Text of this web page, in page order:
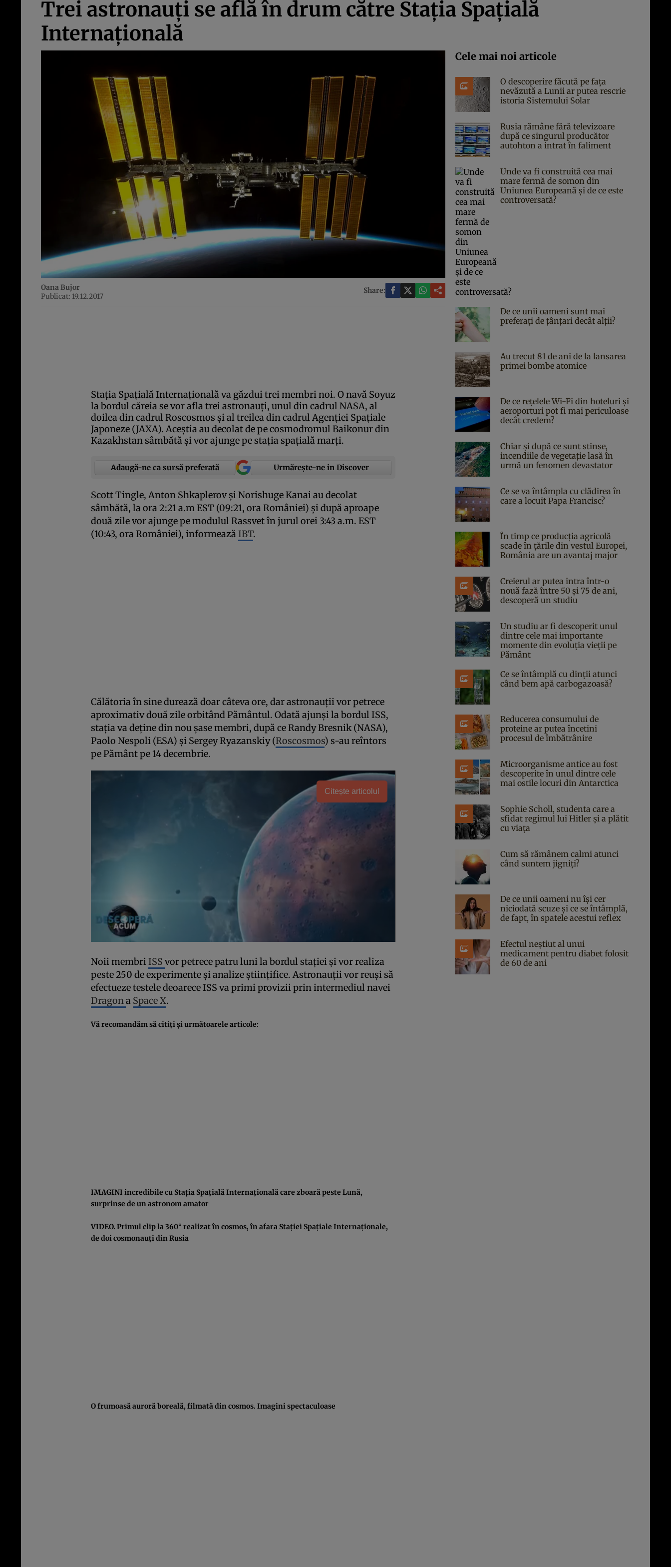
Trei astronauţi se află în drum către Staţia Spaţială
Internaţională
Oana Bujor
Publicat: 19.12.2017
Share:
Staţia Spaţială Internaţională va găzdui trei membri noi. O navă Soyuz
la bordul căreia se vor afla trei astronauţi, unul din cadrul NASA, al
doilea din cadrul Roscosmos şi al treilea din cadrul Agenţiei Spaţiale
Japoneze (JAXA). Aceştia au decolat de pe cosmodromul Baikonur din
Kazakhstan sâmbătă şi vor ajunge pe staţia spaţială marţi.
Adaugă-ne ca sursă preferată Urmărește-ne in Discover
Scott Tingle, Anton Shkaplerov şi Norishuge Kanai au decolat
sâmbătă, la ora 2:21 a.m EST (09:21, ora României) şi după aproape
două zile vor ajunge pe modulul Rassvet în jurul orei 3:43 a.m. EST
(10:43, ora României), informeazăIBT.
Călătoria în sine durează doar câteva ore, dar astronauţii vor petrece
aproximativ două zile orbitând Pământul. Odată ajunşi la bordul ISS,
staţia va deţine din nou şase membri, după ce Randy Bresnik (NASA),
Paolo Nespoli (ESA) şi Sergey Ryazanskiy (Roscosmos) s-au reîntors
pe Pământ pe 14 decembrie.
Citește articolul
Noii membriISS vor petrece patru luni la bordul staţiei şi vor realiza
peste 250 de experimente şi analize ştiinţifice. Astronauţii vor reuşi să
efectueze testele deoarece ISS va primi provizii prin intermediul navei
Dragona Space X.
Vă recomandăm să citiţi şi următoarele articole:
IMAGINI incredibile cu Staţia Spaţială Internaţională care zboară peste Lună,
surprinse de un astronom amator
VIDEO. Primul clip la 360° realizat în cosmos, în afara Staţiei Spaţiale Internaţionale,
de doi cosmonauţi din Rusia
O frumoasă auroră boreală, filmată din cosmos. Imagini spectaculoase
Cele mai noi articole
O descoperire făcută pe fața
nevăzută a Lunii ar putea rescrie
istoria Sistemului Solar
Rusia rămâne fără televizoare
după ce singurul producător
autohton a intrat în faliment
Unde va fi construită cea mai
mare fermă de somon din
Uniunea Europeană și de ce este
controversată?
De ce unii oameni sunt mai
preferați de țânțari decât alții?
Au trecut 81 de ani de la lansarea
primei bombe atomice
De ce rețelele Wi-Fi din hoteluri și
aeroporturi pot fi mai periculoase
decât credem?
Chiar și după ce sunt stinse,
incendiile de vegetație lasă în
urmă un fenomen devastator
Ce se va întâmpla cu clădirea în
care a locuit Papa Francisc?
În timp ce producția agricolă
scade în țările din vestul Europei,
România are un avantaj major
Creierul ar putea intra într-o
nouă fază între 50 și 75 de ani,
descoperă un studiu
Un studiu ar fi descoperit unul
dintre cele mai importante
momente din evoluția vieții pe
Pământ
Ce se întâmplă cu dinții atunci
când bem apă carbogazoasă?
Reducerea consumului de
proteine ar putea încetini
procesul de îmbătrânire
Microorganisme antice au fost
descoperite în unul dintre cele
mai ostile locuri din Antarctica
Sophie Scholl, studenta care a
sfidat regimul lui Hitler și a plătit
cu viața
Cum să rămânem calmi atunci
când suntem jigniți?
De ce unii oameni nu își cer
niciodată scuze și ce se întâmplă,
de fapt, în spatele acestui reflex
Efectul neștiut al unui
medicament pentru diabet folosit
de 60 de ani